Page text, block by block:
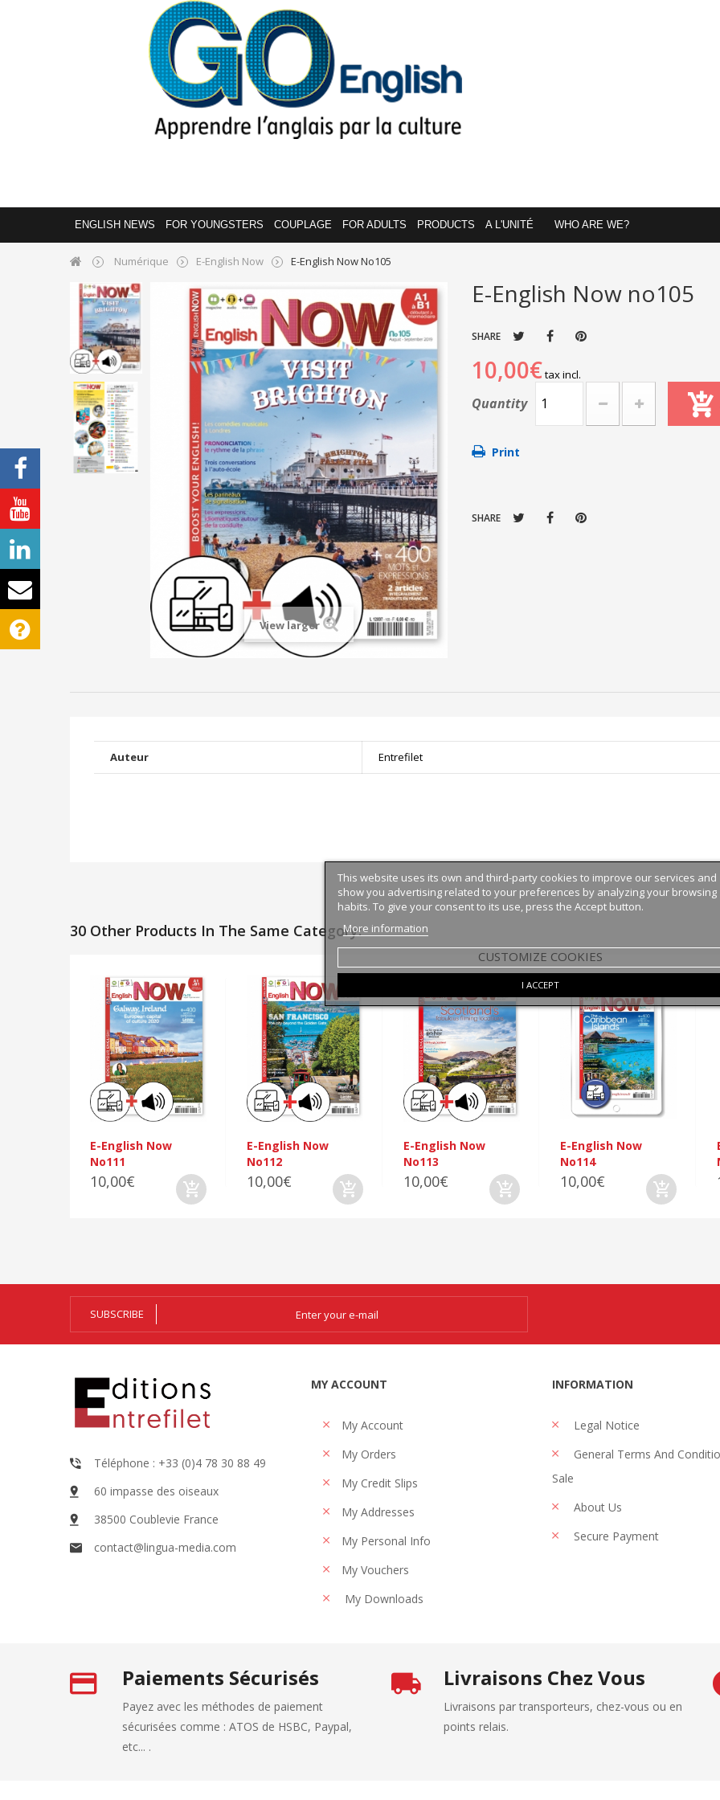
ENGLISH NEWS FOR YOUNGSTERS COUPLAGE FOR ADULTS PRODUCTS A L'UNITÉ WHO ARE WE?
Numérique E-English Now E-English Now No105
View larger
E-English Now no105
SHARE
10,00€tax incl.
Quantity
Print
SHARE
Auteur Entrefilet
30 Other Products In The Same Category:
E-English Now
No111
10,00€
E-English Now
No112
10,00€
E-English Now
No113
10,00€
E-English Now
No114
10,00€
This website uses its own and third-party cookies to improve our services and
show you advertising related to your preferences by analyzing your browsing
habits. To give your consent to its use, press the Accept button.
More information
CUSTOMIZE COOKIES
I ACCEPT
SUBSCRIBE
Téléphone : +33 (0)4 78 30 88 49
60 impasse des oiseaux
38500 Coublevie France
contact@lingua-media.com
MY ACCOUNT
My Account
My Orders
My Credit Slips
My Addresses
My Personal Info
My Vouchers
My Downloads
INFORMATION
Legal Notice
General Terms And
Sale
About Us
Secure Payment
Paiements Sécurisés
Payez avec les méthodes de paiement
sécurisées comme : ATOS de HSBC, Paypal,
etc... .
Livraisons Chez Vous
Livraisons par transporteurs, chez-vous ou en
points relais.